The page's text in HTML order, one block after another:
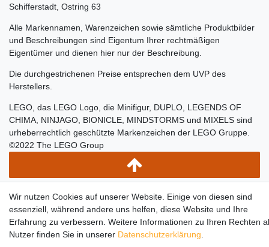
Schifferstadt, Ostring 63
Alle Markennamen, Warenzeichen sowie sämtliche Produktbilder
und Beschreibungen sind Eigentum Ihrer rechtmäßigen
Eigentümer und dienen hier nur der Beschreibung.
Die durchgestrichenen Preise entsprechen dem UVP des
Herstellers.
LEGO, das LEGO Logo, die Minifigur, DUPLO, LEGENDS OF
CHIMA, NINJAGO, BIONICLE, MINDSTORMS und MIXELS sind
urheberrechtlich geschützte Markenzeichen der LEGO Gruppe.
©2022 The LEGO Group
Wir nutzen Cookies auf unserer Website. Einige von diesen sind
essenziell, während andere uns helfen, diese Website und Ihre
Erfahrung zu verbessern. Weitere Informationen zu Ihren Rechten
Nutzer finden Sie in unserer Daten­schutz­erklärung